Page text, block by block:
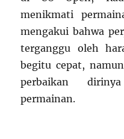
menikmati
mengakui bahwa
terganggu oleh
begitu cepat,
perbaikan
permainan.